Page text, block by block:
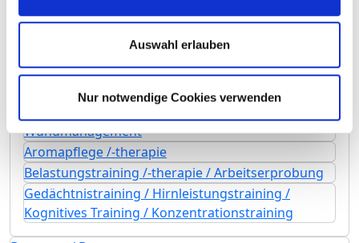
Auswahl erlauben
Nur notwendige Cookies verwenden
Schmerztherapie /-management
Spezielles pflegerisches Leistungsangebot
Stimm- und Sprachtherapie / Logopädie
Stomatherapie /-beratung
Wärme- und Kälteanwendungen
Wundmanagement
Aromapflege /-therapie
Belastungstraining /-therapie / Arbeitserprobung
Gedächtnistraining / Hirnleistungstraining /
Kognitives Training / Konzentrationstraining